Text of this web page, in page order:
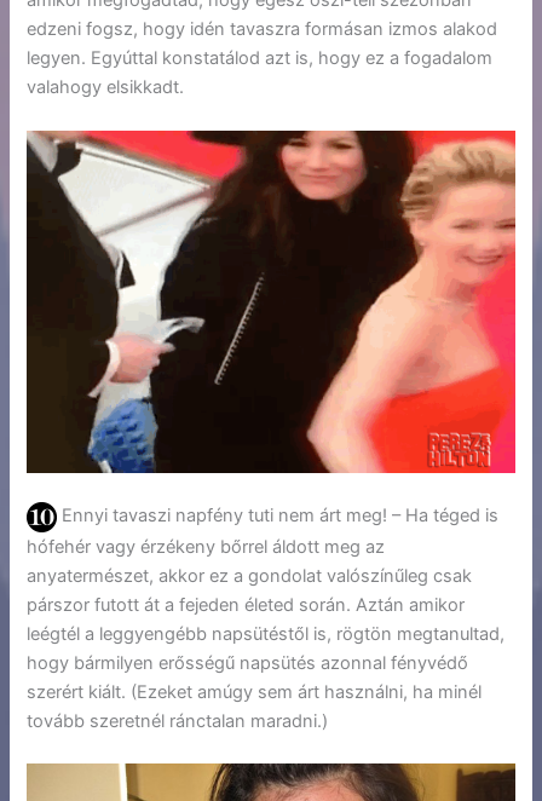
edzeni fogsz, hogy idén tavaszra formásan izmos alakod
legyen. Egyúttal konstatálod azt is, hogy ez a fogadalom
valahogy elsikkadt.
Ennyi tavaszi napfény tuti nem árt meg! – Ha téged is
hófehér vagy érzékeny bőrrel áldott meg az
anyatermészet, akkor ez a gondolat valószínűleg csak
párszor futott át a fejeden életed során. Aztán amikor
leégtél a leggyengébb napsütéstől is, rögtön megtanultad,
hogy bármilyen erősségű napsütés azonnal fényvédő
szerért kiált. (Ezeket amúgy sem árt használni, ha minél
tovább szeretnél ránctalan maradni.)